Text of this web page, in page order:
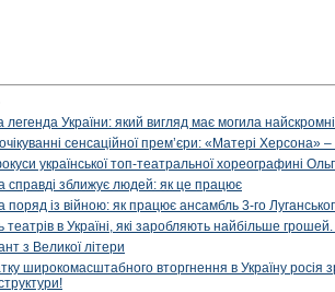
легенда України: який вигляд має могила
очікуванні сенсаційної прем’єри: «Матері
української топ-театральної хореографині
справді зближує людей: як це працює
поряд із війною: як працює ансамбль 3-го
театрів в Україні, які заробляють найбільше
з Великої літери
широкомасштабного вторгнення в Україну росія